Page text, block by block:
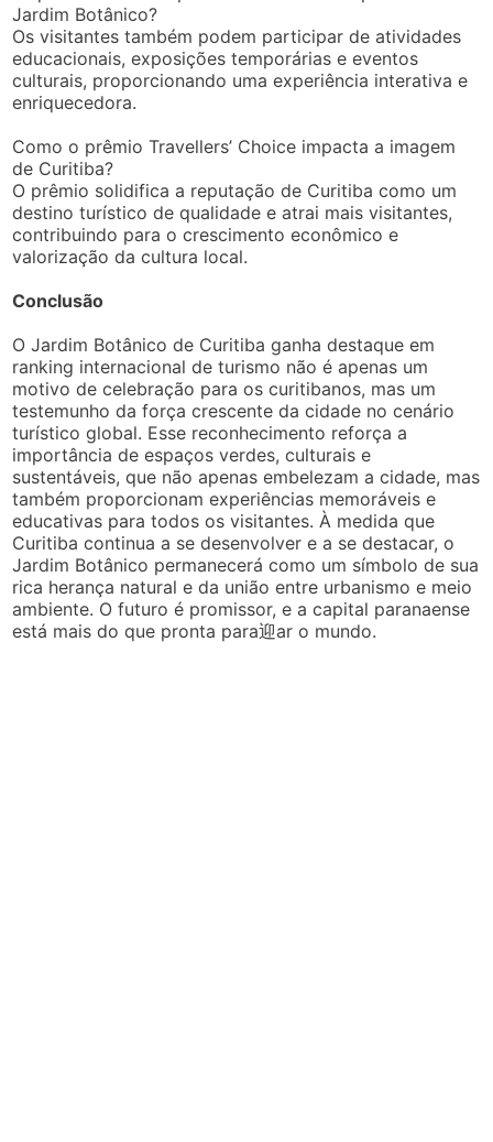
Jardim Botânico?
Os visitantes também podem participar de atividades
educacionais, exposições temporárias e eventos
culturais, proporcionando uma experiência interativa e
enriquecedora.
Como o prêmio Travellers’ Choice impacta a imagem
de Curitiba?
O prêmio solidifica a reputação de Curitiba como um
destino turístico de qualidade e atrai mais visitantes,
contribuindo para o crescimento econômico e
valorização da cultura local.
Conclusão
O Jardim Botânico de Curitiba ganha destaque em
ranking internacional de turismo não é apenas um
motivo de celebração para os curitibanos, mas um
testemunho da força crescente da cidade no cenário
turístico global. Esse reconhecimento reforça a
importância de espaços verdes, culturais e
sustentáveis, que não apenas embelezam a cidade, mas
também proporcionam experiências memoráveis e
educativas para todos os visitantes. À medida que
Curitiba continua a se desenvolver e a se destacar, o
Jardim Botânico permanecerá como um símbolo de sua
rica herança natural e da união entre urbanismo e meio
ambiente. O futuro é promissor, e a capital paranaense
está mais do que pronta para迎ar o mundo.